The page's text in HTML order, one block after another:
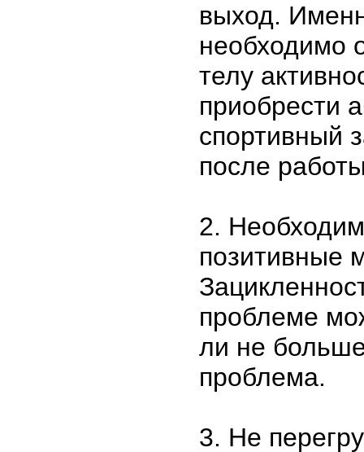
выход.
необходимо
телу
приобрести
спортивный
после
2.
позитивные
проблеме
ли не
проблема.
3. Не